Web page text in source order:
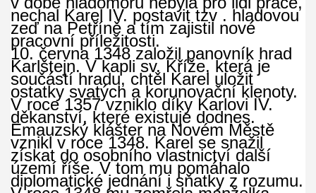
nechal Karel IV. postavit tzv . hladovou
zeď na Petříně a tím zajistil nové
pracovní příležitosti.
10. června 1348 založil panovník hrad
Karlštejn. V kapli sv. Kříže, která je
součástí hradu, chtěl Karel uložit
ostatky svatých a korunovační klenoty.
V roce 1357 vzniklo díky Karlovi IV.
děkanství, které existuje dodnes.
Emauzský klášter na Novém Městě
vznikl v roce 1348. Karel se snažil
získat do osobního vlastnictví další
území říše. V tom mu pomáhalo
diplomatické jednání i sňatky z rozumu.